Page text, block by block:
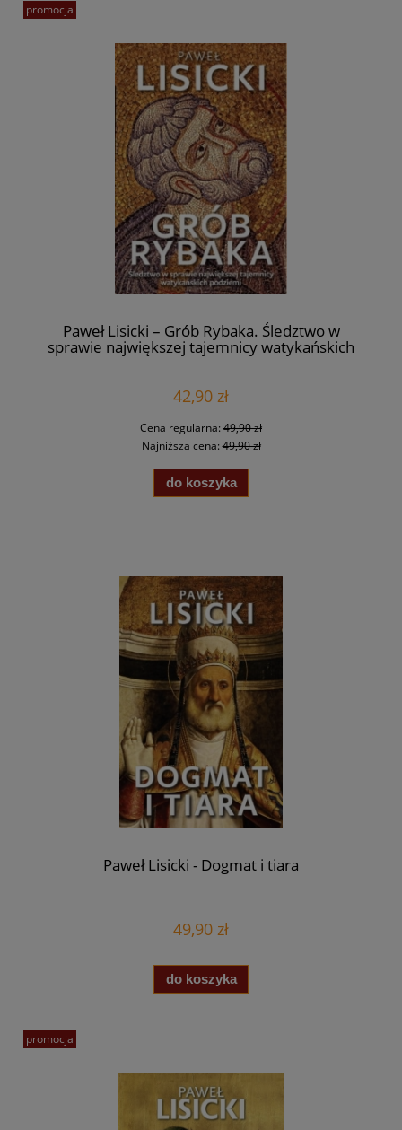
Paweł Lisicki – Grób Rybaka. Śledztwo w
sprawie największej tajemnicy watykańskich
podziemi
42,90 zł
Cena regularna: 49,90 zł
Najniższa cena:49,90 zł
do koszyka
promocja
Paweł Lisicki - Dogmat i tiara
49,90 zł
do koszyka
promocja